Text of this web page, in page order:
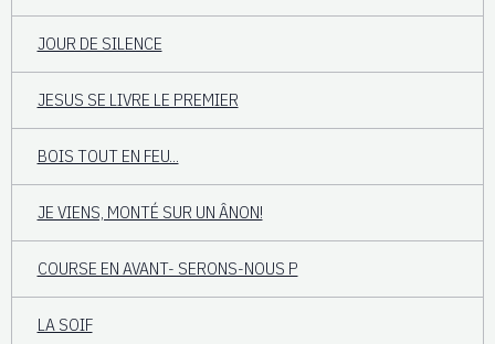
JOUR DE SILENCE
JESUS SE LIVRE LE PREMIER
BOIS TOUT EN FEU...
JE VIENS, MONTÉ SUR UN ÂNON!
COURSE EN AVANT- SERONS-NOUS P
LA SOIF